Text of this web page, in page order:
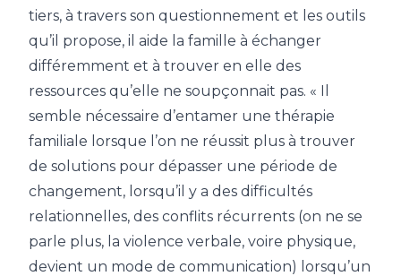
tiers, à travers son questionnement et les outils
qu’il propose, il aide la famille à échanger
différemment et à trouver en elle des
ressources qu’elle ne soupçonnait pas. « Il
semble nécessaire d’entamer une thérapie
familiale lorsque l’on ne réussit plus à trouver
de solutions pour dépasser une période de
changement, lorsqu’il y a des difficultés
relationnelles, des conflits récurrents (on ne se
parle plus, la violence verbale, voire physique,
devient un mode de communication) lorsqu’un